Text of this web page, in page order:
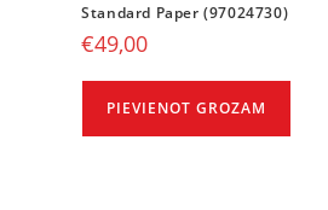
Standard Paper (97024730)
€49,00
PIEVIENOT GROZAM